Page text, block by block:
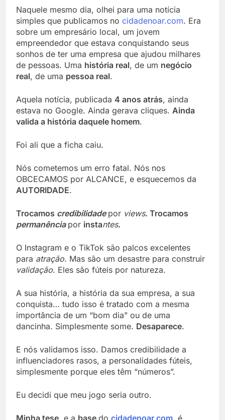
Naquele mesmo dia, olhei para uma notícia
simples que publicamos no cidadenoar.com. Era
sobre um empresário local, um jovem
empreendedor que estava conquistando seus
sonhos de ter uma empresa que ajudou milhares
de pessoas. Uma história real, de um negócio
real, de uma pessoa real.
Aquela notícia, publicada 4 anos atrás, ainda
estava no Google. Ainda gerava cliques. Ainda
valida a história daquele homem.
Foi ali que a ficha caiu.
Nós cometemos um erro fatal. Nós nos
OBCECAMOS por ALCANCE, e esquecemos da
AUTORIDADE.
Trocamos credibilidade por views. Trocamos
permanência por instantes.
O Instagram e o TikTok são palcos excelentes
para atração. Mas são um desastre para construir
validação. Eles são fúteis por natureza.
A sua história, a história da sua empresa, a sua
conquista… tudo isso é tratado com a mesma
importância de um “bom dia” ou de uma
dancinha. Simplesmente some. Desaparece.
E nós validamos isso. Damos credibilidade a
influenciadores rasos, a personalidades fúteis,
simplesmente porque eles têm “números”.
Eu decidi que meu jogo seria outro.